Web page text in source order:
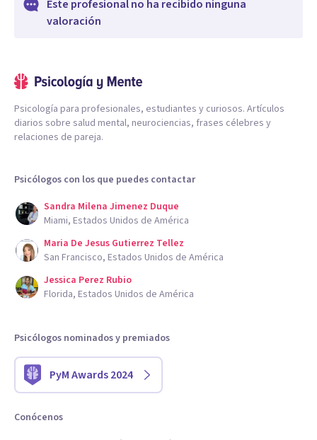
Este profesional no ha recibido ninguna
valoración
Psicología para profesionales, estudiantes y curiosos. Artículos
diarios sobre salud mental, neurociencias, frases célebres y
relaciones de pareja.
Psicólogos con los que puedes contactar
Sandra Milena Jimenez Duque
Miami, Estados Unidos de América
Maria De Jesus Gutierrez Tellez
San Francisco, Estados Unidos de América
Jessica Perez Rubio
Florida, Estados Unidos de América
Psicólogos nominados y premiados
PyM Awards 2024
Conócenos